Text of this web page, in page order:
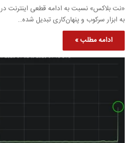
«نت بلاکس» نسبت به ادامه قطعی اینترنت
به ابزار سرکوب و پنهان‌کاری تبدیل شده…
ادامه مطلب »